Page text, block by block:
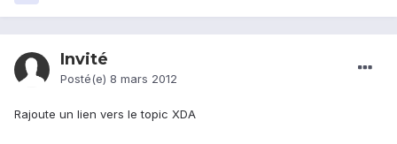
Invité
Posté(e) 8 mars 2012
Rajoute un lien vers le topic XDA